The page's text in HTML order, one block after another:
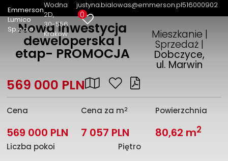
Emmerson
Lumico
Sp.z o.o.
Wodna
2D
30-556
Kraków
justyna.bialowas@emmerson.pl516000902
0
Nowa inwestycja
deweloperska I
etap- PROMOCJA
Mieszkanie |
Sprzedaż |
Dobczyce,
ul. Marwin
569 000 PLN
Cena
569 000 PLN
Cena za m2
7 057 PLN
Powierzchnia
80,62 m2
Liczba pokoi Piętro